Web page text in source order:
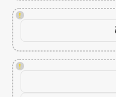
!
!